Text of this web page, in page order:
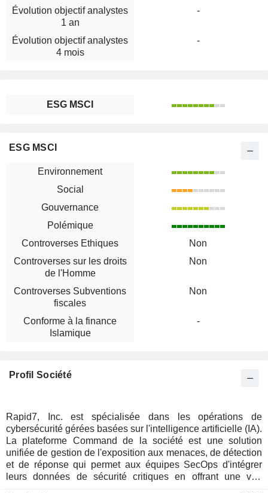
Évolution objectif analystes
1 an
-
Évolution objectif analystes
4 mois
-
ESG MSCI
ESG MSCI
Environnement
Social
Gouvernance
Polémique
Controverses Ethiques
Non
Controverses sur les droits
de l'Homme
Non
Controverses Subventions
fiscales
Non
Conforme à la finance
Islamique
-
Profil Société
Rapid7, Inc. est spécialisée dans les opérations de
cybersécurité gérées basées sur l'intelligence artificielle (IA).
La plateforme Command de la société est une solution
unifiée de gestion de l'exposition aux menaces, de détection
et de réponse qui permet aux équipes SecOps d'intégrer
leurs données de sécurité critiques en offrant une vue